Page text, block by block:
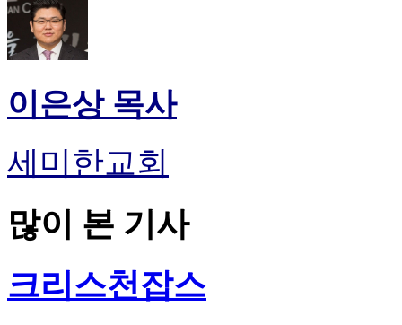
이은상 목사
세미한교회
많이 본 기사
크리스천잡스